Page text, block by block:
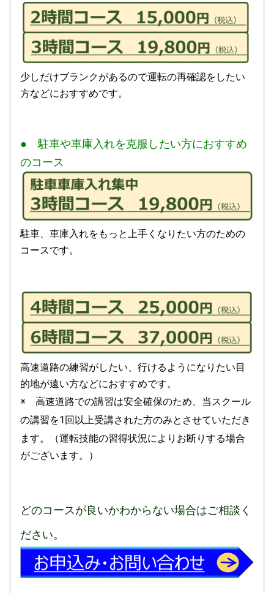
少しだけブランクがあるので運転の再確認をしたい
方などにおすすめです。
● 駐車や車庫入れを克服したい方におすすめ
のコース
駐車、車庫入れをもっと上手くなりたい方のための
コースです。
高速道路の練習がしたい、行けるようになりたい目
的地が遠い方などにおすすめです。
※ 高速道路での講習は安全確保のため、当スクール
の講習を1回以上受講された方のみとさせていただき
ます。
（運転技能の習得状況によりお断りする場合
がございます。）
どのコースが良いかわからない場合はご相談く
ださい。